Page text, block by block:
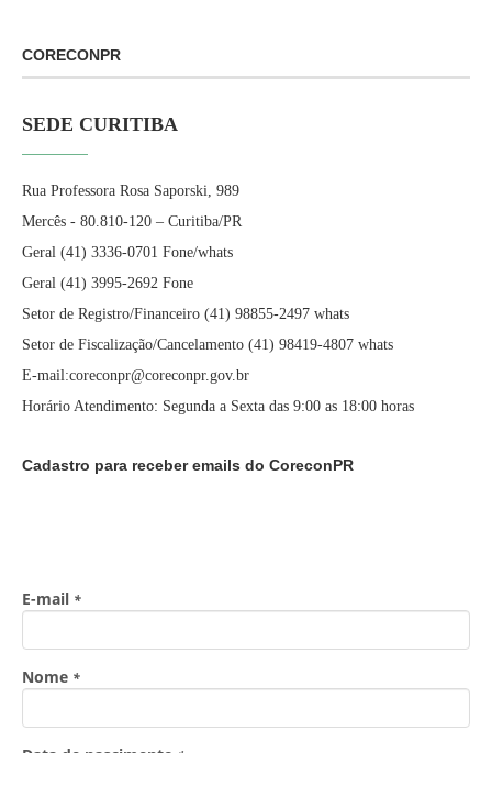
CORECONPR
SEDE CURITIBA
Rua Professora Rosa Saporski, 989
Mercês - 80.810-120 – Curitiba/PR
Geral (41) 3336-0701 Fone/whats
Geral (41) 3995-2692 Fone
Setor de Registro/Financeiro (41) 98855-2497 whats
Setor de Fiscalização/Cancelamento (41) 98419-4807 whats
E-mail:coreconpr@coreconpr.gov.br
Horário Atendimento: Segunda a Sexta das 9:00 as 18:00 horas
Cadastro para receber emails do CoreconPR